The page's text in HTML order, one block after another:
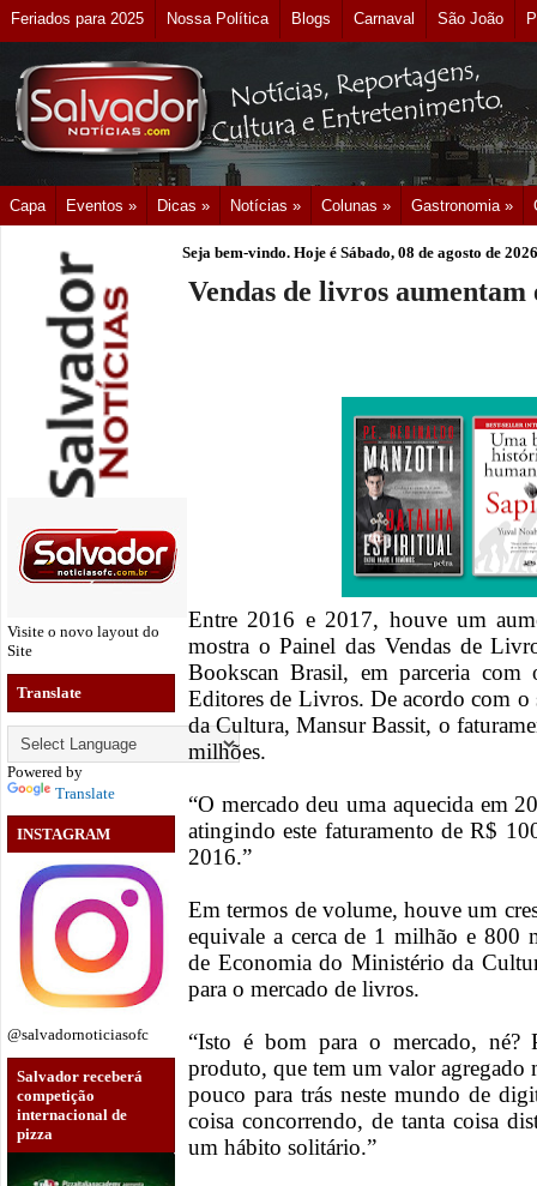
Feriados para 2025 Nossa Política Blogs Carnaval São João
Capa Eventos » Dicas » Notícias » Colunas » Gastronomia »
Visite o novo layout do
Site
Translate
Powered by
Translate
INSTAGRAM
@salvadornoticiasofc
Salvador receberá
competição
internacional de
pizza
Seja bem-vindo. Hoje é Sábado, 08 de agosto de 2026
Vendas de livros aumentam
Entre 2016 e 2017, houve um
mostra o Painel das Vendas de
Bookscan Brasil, em parceria
Editores de Livros. De acordo com
da Cultura, Mansur Bassit, o
milhões.
“O mercado deu uma aquecida em
atingindo este faturamento de R$
2016.”
Em termos de volume, houve um
equivale a cerca de 1 milhão e 800
de Economia do Ministério da
para o mercado de livros.
“Isto é bom para o mercado,
produto, que tem um valor agregado
pouco para trás neste mundo de
coisa concorrendo, de tanta coisa
um hábito solitário.”